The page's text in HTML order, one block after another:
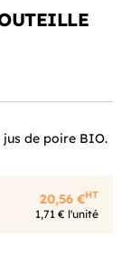
de poire BIO.
20,56 €HT
1,71 € l'unité